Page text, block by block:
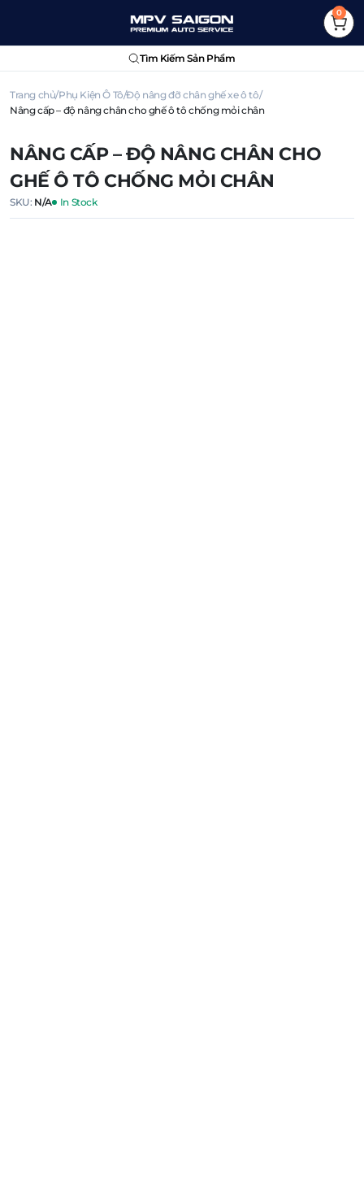
0
Tìm Kiếm Sản Phẩm
Trang chủ Phụ Kiện Ô Tô Độ nâng đỡ chân ghế xe ô tô
Nâng cấp – độ nâng chân cho ghế ô tô chống mỏi chân
NÂNG CẤP – ĐỘ NÂNG CHÂN CHO
GHẾ Ô TÔ CHỐNG MỎI CHÂN
SKU: N/A In Stock